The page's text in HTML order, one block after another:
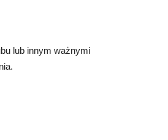
lub innym ważnymi